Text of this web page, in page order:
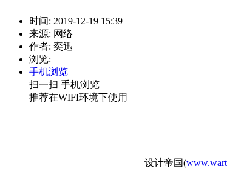
时间: 2019-12-19 15:39
来源: 网络
作者: 奕迅
浏览:
手机浏览
扫一扫 手机浏览
推荐在WIFI环境下使用
设计帝国(